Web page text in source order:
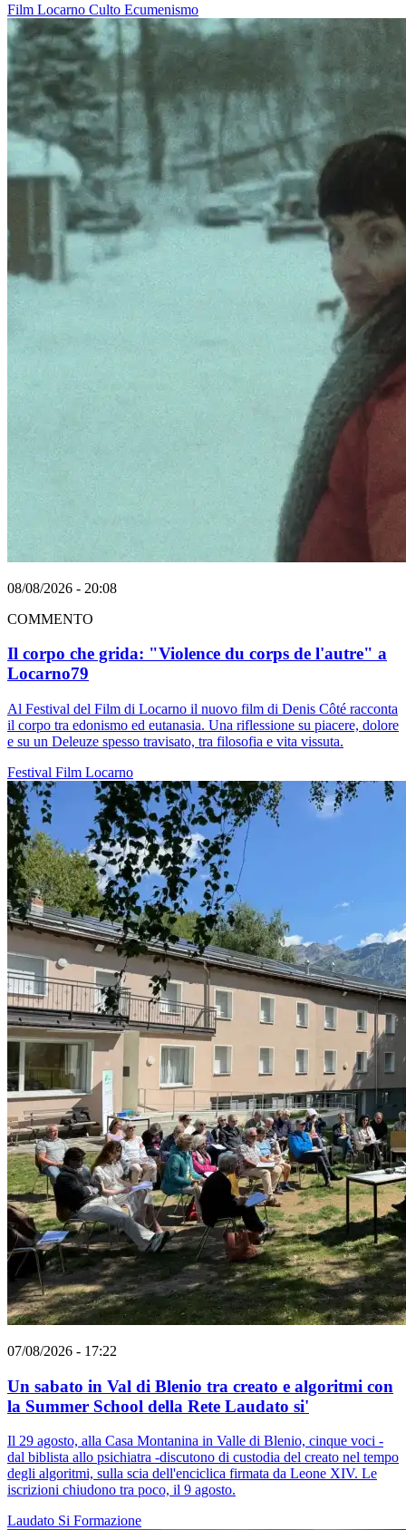
Film Locarno Culto Ecumenismo
08/08/2026 - 20:08
COMMENTO
Il corpo che grida: "Violence du corps de l'autre" a
Locarno79
Al Festival del Film di Locarno il nuovo film di Denis Côté racconta
il corpo tra edonismo ed eutanasia. Una riflessione su piacere, dolore
e su un Deleuze spesso travisato, tra filosofia e vita vissuta.
Festival Film Locarno
07/08/2026 - 17:22
Un sabato in Val di Blenio tra creato e algoritmi con
la Summer School della Rete Laudato si'
Il 29 agosto, alla Casa Montanina in Valle di Blenio, cinque voci -
dal biblista allo psichiatra -discutono di custodia del creato nel tempo
degli algoritmi, sulla scia dell'enciclica firmata da Leone XIV. Le
iscrizioni chiudono tra poco, il 9 agosto.
Laudato Si Formazione